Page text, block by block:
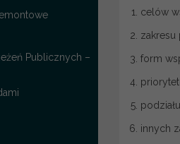
Publicznych –
celów
zakresu
form
innych